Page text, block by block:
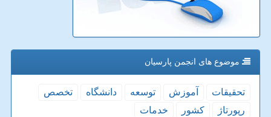
موضوع های انجمن پارسیان
تحقیقات آموزش توسعه دانشگاه
تخصص
رپورتاژ
كشور خدمات